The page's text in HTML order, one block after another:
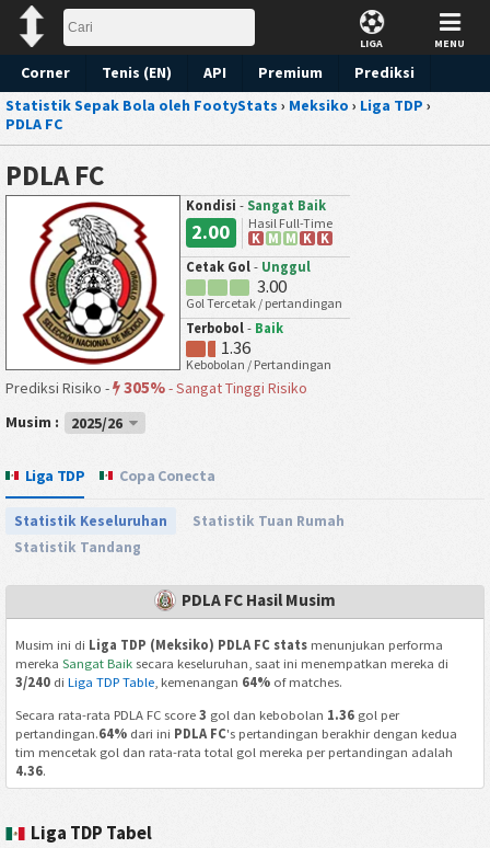
LIGA MENU
Corner Tenis (EN) API Premium
Prediksi
Statistik Sepak Bola oleh FootyStats › Meksiko › Liga TDP ›
PDLA FC
PDLA FC
Kondisi - Sangat Baik
2.00
Hasil Full-Time
K M M K
K
Cetak Gol - Unggul
3.00
Gol Tercetak / pertandingan
Terbobol - Baik
1.36
Kebobolan / Pertandingan
Prediksi Risiko - 305%-Sangat Tinggi Risiko
Musim :
2025/26
Liga TDP Copa Conecta
Statistik Keseluruhan
Statistik Tuan Rumah
Statistik Tandang
PDLA FC Hasil Musim
Musim ini di Liga TDP (Meksiko) PDLA FC statsmenunjukan performa
mereka Sangat Baiksecara keseluruhan, saat ini menempatkan mereka di
3/240di Liga TDP Table, kemenangan 64%of matches.
Secara rata-rata PDLA FC score 3 gol dan kebobolan 1.36gol per
pertandingan.64%dari ini PDLA FC's pertandingan berakhir dengan kedua
tim mencetak gol dan rata-rata total gol mereka per pertandingan adalah
4.36.
Liga TDP Tabel